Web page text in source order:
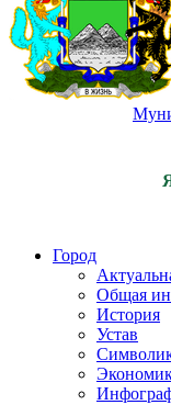
Город
Общая
История
Устав